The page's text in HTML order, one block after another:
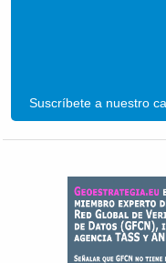
Suscríbete a nuestro